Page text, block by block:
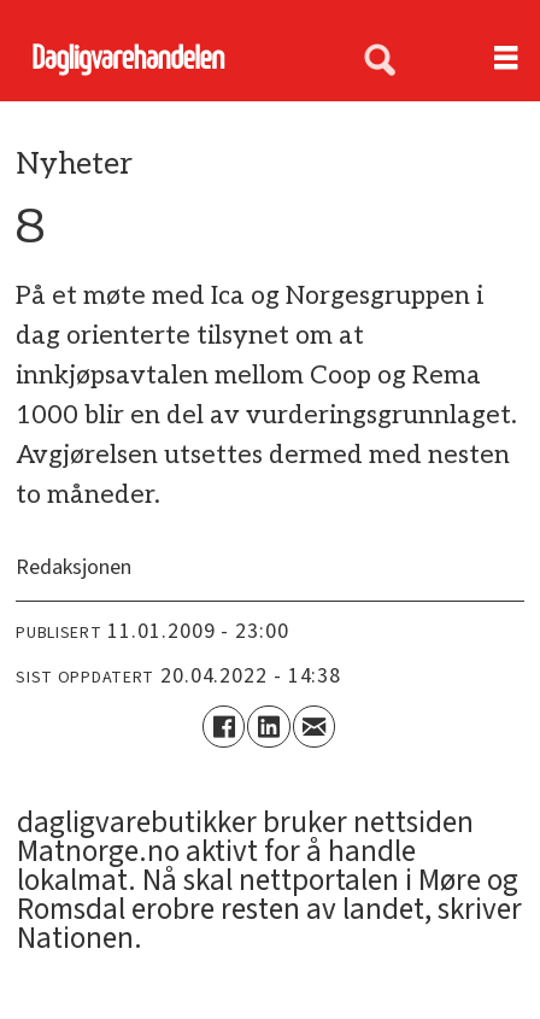
Nyheter
8
På et møte med Ica og Norgesgruppen i
dag orienterte tilsynet om at
innkjøpsavtalen mellom Coop og Rema
1000 blir en del av vurderingsgrunnlaget.
Avgjørelsen utsettes dermed med nesten
to måneder.
Redaksjonen
PUBLISERT 11.01.2009 - 23:00
SIST OPPDATERT 20.04.2022 - 14:38
dagligvarebutikker bruker nettsiden
Matnorge.no aktivt for å handle
lokalmat. Nå skal nettportalen i Møre og
Romsdal erobre resten av landet, skriver
Nationen.